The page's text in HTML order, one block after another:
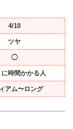
4/10
ツヤ
◯
時間かかる人
アム〜ロング